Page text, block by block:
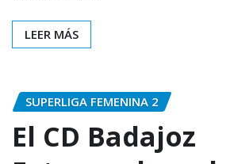
LEER MÁS
SUPERLIGA FEMENINA 2
El CD Badajoz